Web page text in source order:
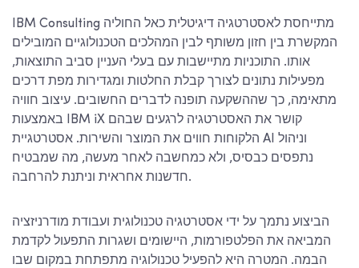
IBM Consulting מתייחסת לאסטרטגיה דיגיטלית כאל החוליה
המקשרת בין חזון משותף לבין המהלכים הטכנולוגיים המובילים
אותו. התוכניות מתיישבות עם בעלי העניין סביב התוצאות,
מפעילות נתונים לצורך קבלת החלטות ומגדירות מפת דרכים
מתאימה, כך שההשקעה תופנה לדברים החשובים. עיצוב חוויה
באמצעות IBM iX קושר את האסטרטגיה לרגעים שבהם
הלקוחות חווים את המוצר והשירות. אסטרטגיית AI וניהול
נתפסים כבסיס, ולא כמחשבה לאחר מעשה, מה שמבטיח
חדשנות אחראית וניתנת להרחבה.
הביצוע נתמך על ידי אסטרטגיה טכנולוגית ועבודת מודרניזציה
המביאה את הפלטפורמות, היישומים ושגרות התפעול לקדמת
הבמה. המטרה היא להפעיל טכנולוגיה מתפתחת במקום שבו